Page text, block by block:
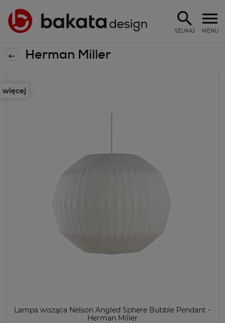
MENU
SZUKAJ
więcej
Herman Miller
Lampa wisząca Nelson Angled Sphere Bubble Pendant -
Herman Miller